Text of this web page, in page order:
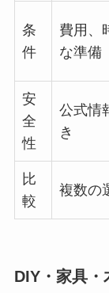
条
件
費用、
な準備
安
全
性
公式情
き
比
較
複数の
DIY・家具・